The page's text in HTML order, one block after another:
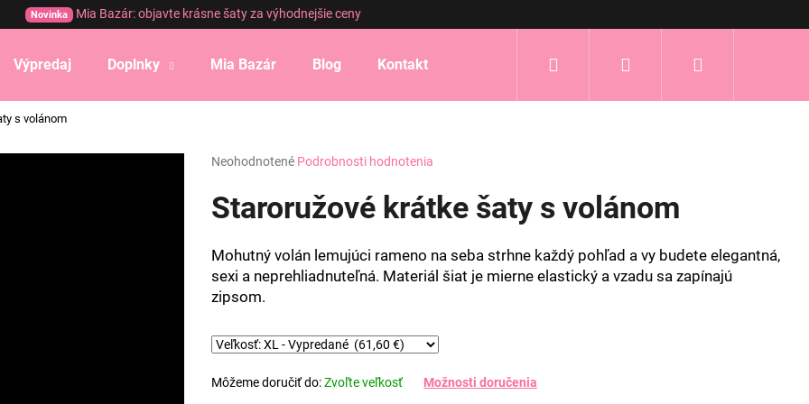
Novinka Mia Bazár: objavte krásne šaty za výhodnejšie ceny
Výpredaj Doplnky Mia Bazár Blog Kontakt Prihlásenie
s volánom
Priemerné
produktu
je
5
hviezdičiek.
Neohodnotené Podrobnosti hodnotenia
Staroružové krátke šaty s volánom
Mohutný volán lemujúci rameno na seba strhne každý pohľad a vy budete elegantná,
sexi a neprehliadnuteľná. Materiál šiat je mierne elastický a vzadu sa zapínajú
zipsom.
Môžeme doručiť do:Zvoľte veľkosť Možnosti doručenia
Čo potrebujete nájsť?
HĽADAŤ